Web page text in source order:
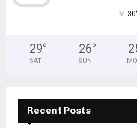
30
29°
SAT
26°
SUN
Recent Posts